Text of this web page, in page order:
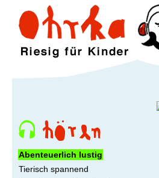
Abenteuerlich lustig
Tierisch spannend